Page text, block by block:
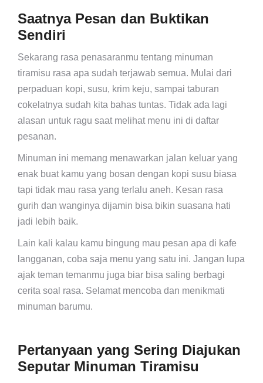
Saatnya Pesan dan Buktikan
Sendiri
Sekarang rasa penasaranmu tentang minuman
tiramisu rasa apa sudah terjawab semua. Mulai dari
perpaduan kopi, susu, krim keju, sampai taburan
cokelatnya sudah kita bahas tuntas. Tidak ada lagi
alasan untuk ragu saat melihat menu ini di daftar
pesanan.
Minuman ini memang menawarkan jalan keluar yang
enak buat kamu yang bosan dengan kopi susu biasa
tapi tidak mau rasa yang terlalu aneh. Kesan rasa
gurih dan wanginya dijamin bisa bikin suasana hati
jadi lebih baik.
Lain kali kalau kamu bingung mau pesan apa di kafe
langganan, coba saja menu yang satu ini. Jangan lupa
ajak teman temanmu juga biar bisa saling berbagi
cerita soal rasa. Selamat mencoba dan menikmati
minuman barumu.
Pertanyaan yang Sering Diajukan
Seputar Minuman Tiramisu